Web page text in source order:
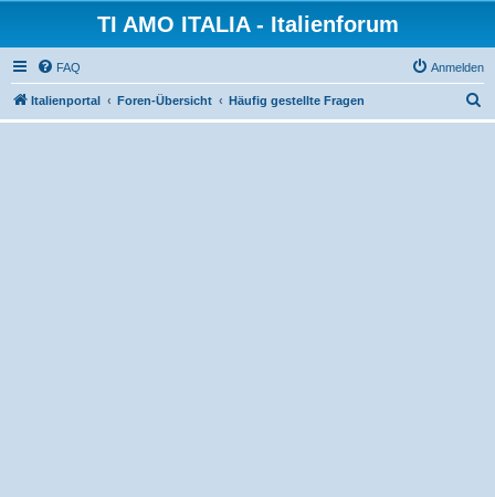
TI AMO ITALIA - Italienforum
FAQ Anmelden
Italienportal Foren-Übersicht Häufig gestellte Fragen
u